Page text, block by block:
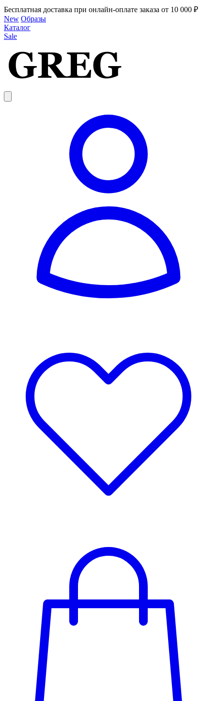
Бесплатная доставка при онлайн-оплате заказа от 10 000 ₽
New Образы
Каталог
Sale